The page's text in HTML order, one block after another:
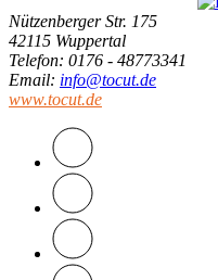
Nützenberger Str. 175
42115 Wuppertal
Telefon: 0176 - 48773341
Email: info@tocut.de
www.tocut.de